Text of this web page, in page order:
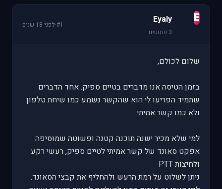
E
Eyaly
3 פוסטים
#1
·לפני 18 שנים
שלום לכולם,
בזמן הטיסה אנו מדברים בטיים ספיק. אחד הדברים
שתמיד הפריעו לי הוא שהקשר נשמע כמו שיחת טלפון
ולא כמו קשר אמיתי.
למי שלא מכיר ישנה תוכנה קטנה ופשוטה שמוסיפה
אפקט סאונד של קשר אמיתי לטיים ספיק, רעשי רקע
ולחיצות PTT
ניתן לשלוט על רמת הרעש ולהחליף את קבצי הסאונד.